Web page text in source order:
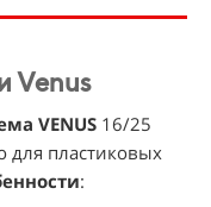
Venus
VENUS 16/25
для пластиковых
: